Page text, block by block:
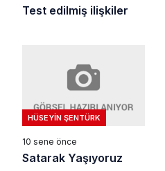
Test edilmiş ilişkiler
HÜSEYIN ŞENTÜRK
10 sene önce
Satarak Yaşıyoruz